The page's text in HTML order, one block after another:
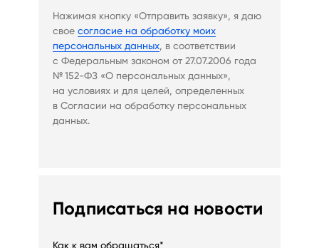
Нажимая кнопку «Отправить заявку», я даю
свое согласие на обработку моих
персональных данных, в соответствии
с Федеральным законом от 27.07.2006 года
№ 152-ФЗ «О персональных данных»,
на условиях и для целей, определенных
в Согласии на обработку персональных
данных.
Подписаться на новости
Как к вам обращаться*